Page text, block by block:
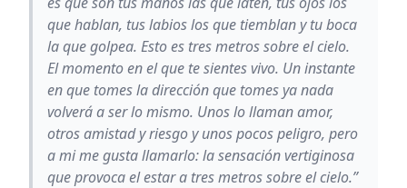
que hablan, tus labios los que tiemblan y tu boca
la que golpea. Esto es tres metros sobre el cielo.
El momento en el que te sientes vivo. Un instante
en que tomes la dirección que tomes ya nada
volverá a ser lo mismo. Unos lo llaman amor,
otros amistad y riesgo y unos pocos peligro, pero
a mi me gusta llamarlo: la sensación vertiginosa
que provoca el estar a tres metros sobre el cielo.”